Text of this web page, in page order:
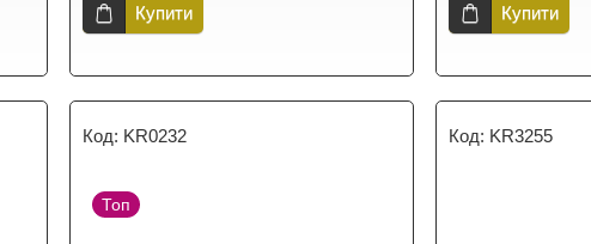
Купити Купити
KR0232
Топ
KR3255